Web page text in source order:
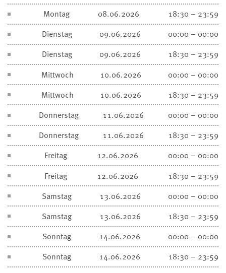
Montag
08.06.2026
18:30 – 23:59
Dienstag
09.06.2026
00:00 – 00:00
Dienstag
09.06.2026
18:30 – 23:59
Mittwoch
10.06.2026
00:00 – 00:00
Mittwoch
10.06.2026
18:30 – 23:59
Donnerstag
11.06.2026
00:00 – 00:00
Donnerstag
11.06.2026
18:30 – 23:59
Freitag
12.06.2026
00:00 – 00:00
Freitag
12.06.2026
18:30 – 23:59
Samstag
13.06.2026
00:00 – 00:00
Samstag
13.06.2026
18:30 – 23:59
Sonntag
14.06.2026
00:00 – 00:00
Sonntag
14.06.2026
18:30 – 23:59